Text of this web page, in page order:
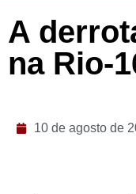
A
na Rio-
10 de agosto de